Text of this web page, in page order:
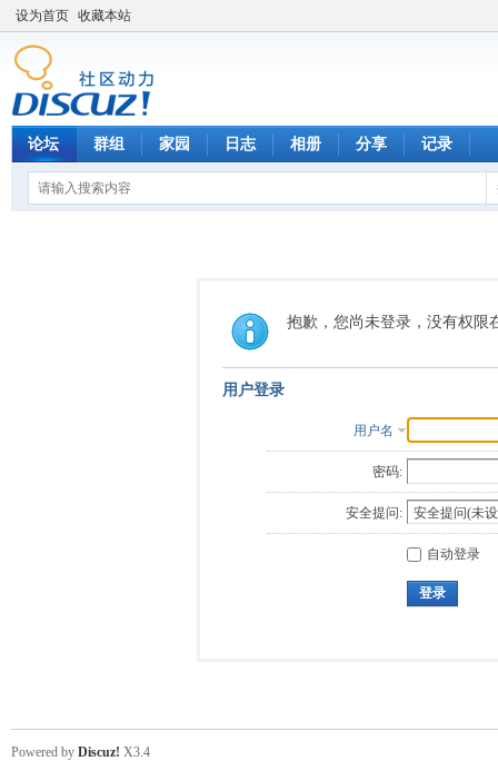
设为首页 收藏本站
论坛 群组 家园 日志 相册 分享 记录
抱歉，您尚未登录，没有权限
用户登录
用户名
密码:
安全提问:
自动登录
登录
Powered by Discuz! X3.4